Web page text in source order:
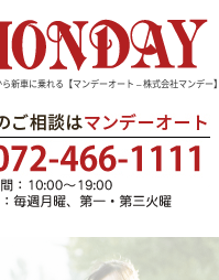
新車に乗れる【マンデーオート – 株式会社マンデー】